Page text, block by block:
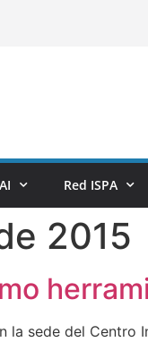
Red ISPA
2015
sede del Centro